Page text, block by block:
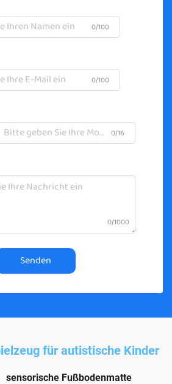
0/100
0/100
0/16
0/1000
Senden
für autistische Kinder
sensorische Fußbodenmatte